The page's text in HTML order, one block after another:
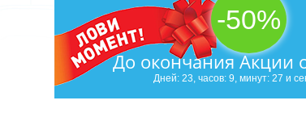
-50%
До окончания Акции
Дней: 23, часов: 9, минут: 27 и